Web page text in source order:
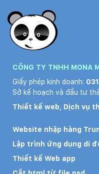
CÔNG TY TNHH MONA
Giấy phép kinh doanh:
Sở kế hoạch và đầu tư
Thiết kế web, Dịch vụ
Website nhập hàng
Lập trình ứng dụng di
Thiết kế Web app